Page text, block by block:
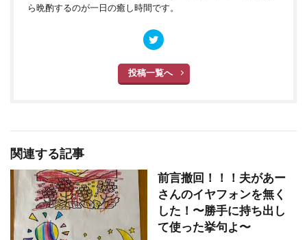
ら晩酌するのが一日の癒し時間です。
投稿一覧へ
関連する記事
前言撤回！！！夫があー
さんのイヤフォンを無く
した！〜勝手に持ち出し
て使った挙句よ〜